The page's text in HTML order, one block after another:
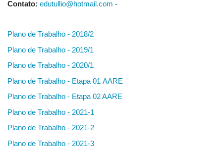
Contato: edutullio@hotmail.com -
Plano de Trabalho - 2018/2
Plano de Trabalho - 2019/1
Plano de Trabalho - 2020/1
Plano de Trabalho - Etapa 01 AARE
Plano de Trabalho - Etapa 02 AARE
Plano de Trabalho - 2021-1
Plano de Trabalho - 2021-2
Plano de Trabalho - 2021-3